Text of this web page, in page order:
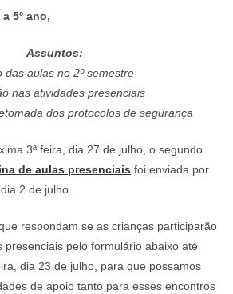
5º ano,
Assuntos:
das aulas no 2º semestre
nas atividades presenciais
dos protocolos de segurança
3ª feira, dia 27 de julho, o segundo
de aulas presenciais foi enviada por
2 de julho.
respondam se as crianças participarão
presenciais pelo formulário abaixo até
dia 23 de julho, para que possamos
de apoio tanto para esses encontros